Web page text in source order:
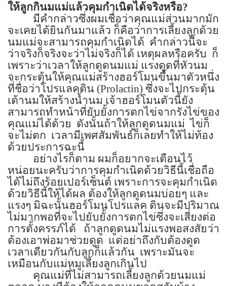
ให้ลูกกินมแม่แล้วคุมกำเนิดได้จริงหรือ?
มีคำกล่าวซึ่งผมเชื่อว่าคุณแม่ส่วนมากมัก
จะเคยได้ยินกันมาแล้ว ก็คือว่าการเลี้ยงลูกด้วย
นมแม่จะสามารถคุมกำเนิดได้ คำกล่าวนี้จะ
ว่าจริงก็จริงจะว่าไม่จริงก็ได้ เหตุผลหรือครับ ก็
เพราะว่าเวลาให้ลูกดูดนมแม่ แรงดูดที่หัวนม
จะกระตุ้นให้คุณแม่สร้างฮอร์โมนขึ้นมาตัวหนึ่ง
ที่ชื่อว่าโปรแลคติน (Prolactin) ซึ่งจะไปกระตุ้น
เต้านมให้สร้างน้ำนม เจ้าฮอร์โมนตัวนี้ยัง
สามารถทำหน้าที่ยับยั้งการตกไข่จากรังไข่ของ
คุณแม่ได้ด้วย ดังนั้นถ้าให้ลูกดูดนมแม่ ไข่ก็
จะไม่ตก เวลามีเพศสัมพันธ์ก็เลยทำให้ไม่ท้อง
ด้วยประการฉะนี้
อย่างไรก็ตาม ผมก็อยากจะเตือนไว้
หน่อยนะครับว่าการคุมกำเนิดด้วยวิธีนี้เชื่อถือ
ได้ไม่ถึงร้อยเปอร์เซ็นต์ เพราะการจะคุมกำเนิด
ด้วยวิธีนี้ให้ได้ผล ต้องให้ลูกดูดนมบ่อยๆ และ
แรงๆ มิฉะนั้นฮอร์โมนโปรแลค ตินจะมีปริมาณ
ไม่มากพอที่จะไปยับยั้งการตกไข่ซึ่งจะเสี่ยงต่อ
การตั้งครรภ์ได้
ถ้าลูกดูดนมไม่แรงพอสงสัยว่า
ต้องเอาพ่อมาช่วยดูด แต่อย่าถึงกับต้องดูด
เวลาเดียวกันกับลูกก็แล้วกัน เพราะมันจะ
เหมือนกับแม่หมูเลี้ยงลูกเกินไป
คุณแม่ที่ไม่สามารถเลี้ยงลูกด้วยนมแม่